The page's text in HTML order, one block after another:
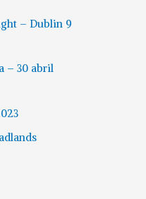
– Dublin 9
– 30 abril